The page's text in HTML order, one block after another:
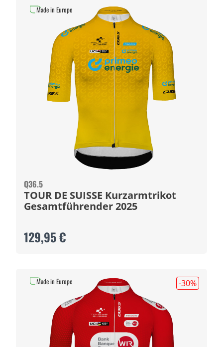
Q36.5
TOUR DE SUISSE Kurzarmtrikot
Gesamtführender 2025
129,95 €
Made in Europe
-30%
Made in Europe